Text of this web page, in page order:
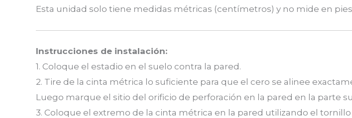
Esta unidad solo tiene medidas métricas (centímetros) y no mide en
Instrucciones de instalación:
1. Coloque el estadio en el suelo contra la pared.
2. Tire de la cinta métrica lo suficiente para que el cero se alinee
Luego marque el sitio del orificio de perforación en la pared en la parte
3. Coloque el extremo de la cinta métrica en la pared utilizando el